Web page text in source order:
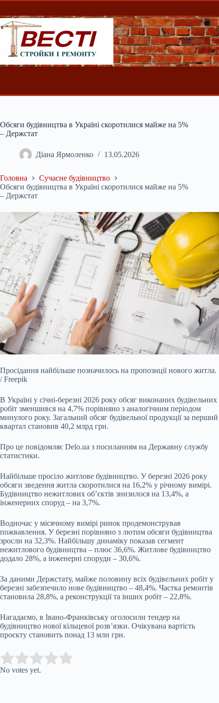
Перейти
вмісту
Обсяги будівництва в Україні скоротилися майже на 5%
– Держстат
Діана Ярмоленко 13.05.2026
Головна
Сучасне будівництво
Обсяги будівництва в Україні скоротилися майже на 5%
– Держстат
Просідання найбільше позначилось на пропозиції нового житла.
/ Freepik
В Україні у січні-березні 2026 року обсяг виконаних будівельних
робіт зменшився на 4,7% порівняно з аналогічним періодом
минулого року. Загальний обсяг будівельної продукції за перший
квартал становив 40,2 млрд грн.
Про це повідомляє Delo.ua з посиланням на Державну службу
статистики.
Найбільше просіло житлове будівництво. У березні 2026 року
обсяги зведення житла скоротилися на 16,2% у річному вимірі.
Будівництво нежитлових об’єктів знизилося на 13,4%, а
інженерних споруд – на 3,7%.
Водночас у місячному вимірі ринок продемонстрував
пожвавлення. У березні порівняно з лютим обсяги будівництва
зросли на 32,3%. Найбільшу динаміку показав сегмент
нежитлового будівництва – плюс 36,6%. Житлове будівництво
додало 28%, а інженерні споруди – 30,6%.
За даними Держстату, майже половину всіх будівельних робіт у
березні забезпечило нове будівництво – 48,4%. Частка ремонтів
становила 28,8%, а реконструкції та інших робіт – 22,8%.
Нагадаємо, в Івано-Франківську оголосили тендер на
будівництво нової кільцевої розв’язки. Очікувана вартість
проєкту становить понад 13 млн грн.
Rate this item:
No votes yet.